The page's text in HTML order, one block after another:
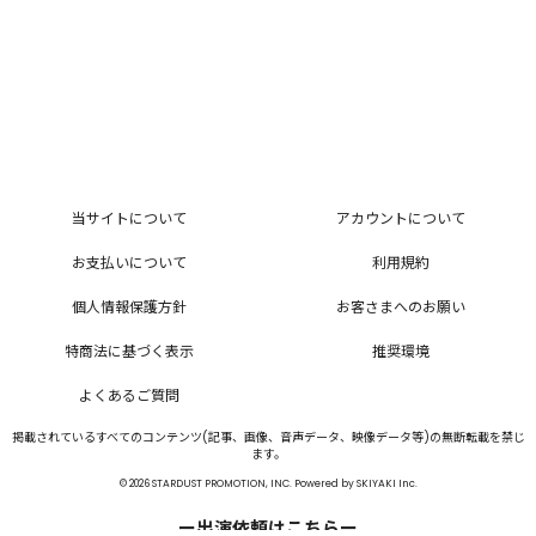
当サイトについて アカウントについて
お支払いについて 利用規約
個人情報保護方針 お客さまへのお願い
特商法に基づく表示 推奨環境
よくあるご質問
掲載されているすべてのコンテンツ(記事、画像、音声データ、映像データ等)の無断転載を禁じ
ます。
© 2026 STARDUST PROMOTION, INC. Powered bySKIYAKI Inc.
ー出演依頼はこちらー